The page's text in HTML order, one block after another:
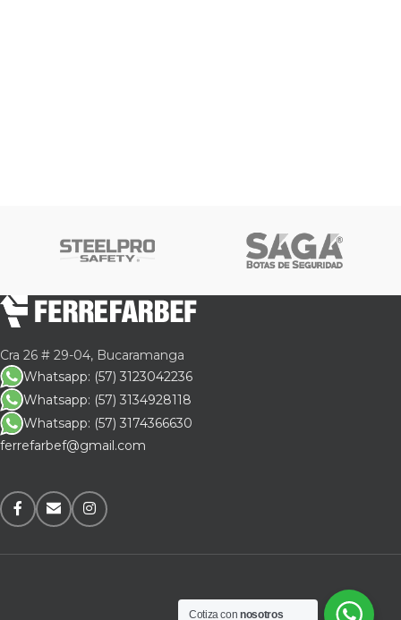
Cra 26 # 29-04, Bucaramanga
Whatsapp: (57) 3123042236
Whatsapp: (57) 3134928118
Whatsapp: (57) 3174366630
ferrefarbef@gmail.com
Cotiza connosotros